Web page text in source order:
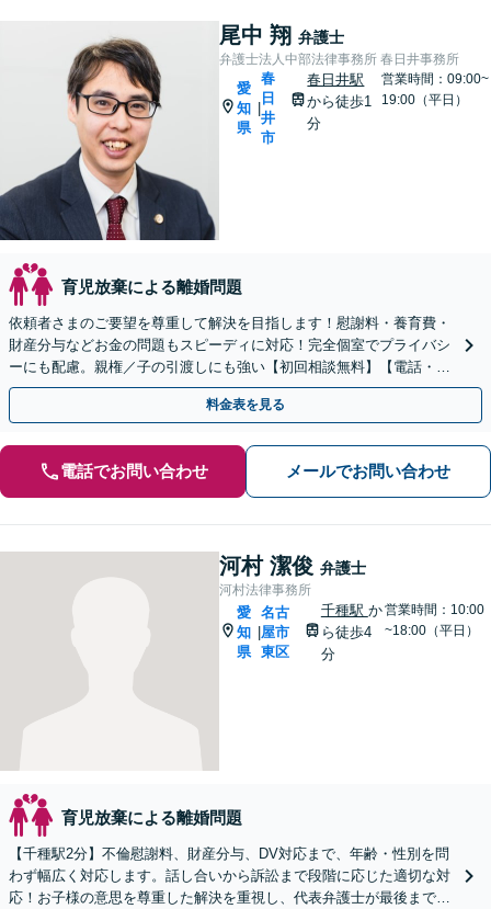
尾中 翔 弁護士
弁護士法人中部法律事務所 春日井事務所
愛
知
県
春
日
井
市
春日井駅
から徒歩1
分
営業時間：09:00~
19:00（平日）
育児放棄による離婚問題
依頼者さまのご要望を尊重して解決を目指します！慰謝料・養育費・
財産分与などお金の問題もスピーディに対応！完全個室でプライバシ
ーにも配慮。親権／子の引渡しにも強い【初回相談無料】【電話・オ
ンライン相談可】
料金表を見る
電話でお問い合わせ メールでお問い合わせ
河村 潔俊 弁護士
河村法律事務所
愛
知
県
名古
屋市
東区
千種駅 か
ら徒歩4
分
営業時間：10:00
~18:00（平日）
育児放棄による離婚問題
【千種駅2分】不倫慰謝料、財産分与、DV対応まで、年齢・性別を問
わず幅広く対応します。話し合いから訴訟まで段階に応じた適切な対
応！お子様の意思を尊重した解決を重視し、代表弁護士が最後まで一